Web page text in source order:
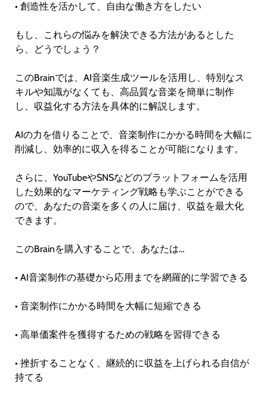
• 創造性を活かして、自由な働き方をしたい
もし、これらの悩みを解決できる方法があるとした
ら、どうでしょう？
このBrainでは、AI音楽生成ツールを活用し、特別なス
キルや知識がなくても、高品質な音楽を簡単に制作
し、収益化する方法を具体的に解説します。
AIの力を借りることで、音楽制作にかかる時間を大幅に
削減し、効率的に収入を得ることが可能になります。
さらに、YouTubeやSNSなどのプラットフォームを活用
した効果的なマーケティング戦略も学ぶことができる
ので、あなたの音楽を多くの人に届け、収益を最大化
できます。
このBrainを購入することで、あなたは…
• AI音楽制作の基礎から応用までを網羅的に学習できる
• 音楽制作にかかる時間を大幅に短縮できる
• 高単価案件を獲得するための戦略を習得できる
• 挫折することなく、継続的に収益を上げられる自信が
持てる